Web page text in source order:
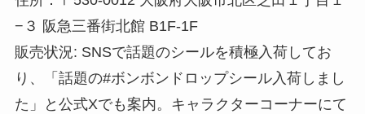
−３ 阪急三番街北館 B1F-1F
販売状況: SNSで話題のシールを積極入荷してお
り、「話題の#ボンボンドロップシール入荷しまし
た」と公式Xでも案内。キャラクターコーナーにて